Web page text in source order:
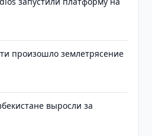
произошло землетрясение
выросли за